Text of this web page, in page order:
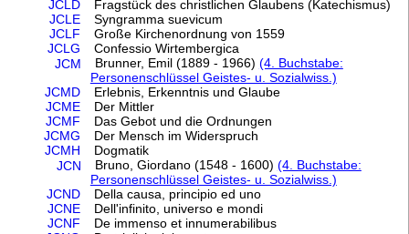
JCLD
Fragstück des christlichen Glaubens (Katechismus)
JCLE
Syngramma suevicum
JCLF
Große Kirchenordnung von 1559
JCLG
Confessio Wirtembergica
JCM Brunner, Emil (1889 - 1966) (4. Buchstabe:
Personenschlüssel Geistes- u. Sozialwiss.)
JCMD
Erlebnis, Erkenntnis und Glaube
JCME
Der Mittler
JCMF
Das Gebot und die Ordnungen
JCMG
Der Mensch im Widerspruch
JCMH
Dogmatik
JCN Bruno, Giordano (1548 - 1600) (4. Buchstabe:
Personenschlüssel Geistes- u. Sozialwiss.)
JCND
Della causa, principio ed uno
JCNE
Dell'infinito, universo e mondi
JCNF
De immenso et innumerabilibus